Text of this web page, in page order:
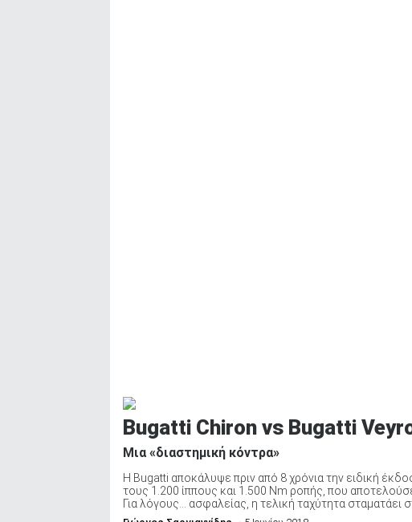
Bugatti Chiron vs Bugatti
Μια «διαστημική κόντρα»
H Bugatti αποκάλυψε πριν από 8 χρόνια την ειδική
τους 1.200 ίππους και 1.500 Nm ροπής, που
Για λόγους… ασφαλείας, η τελική ταχύτητα σταματάει